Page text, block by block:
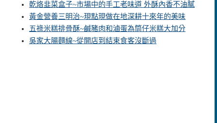
乾烙韭菜盒子~市場中的手工老味道 外酥內香不油膩
黃金營養三明治~現點現做在地深耕十來年的美味
五祿米糕排骨酥~鹹豬肉和滷蛋為筒仔米糕大加分
吳家大腸麵線~從開店到結束食客沒斷過